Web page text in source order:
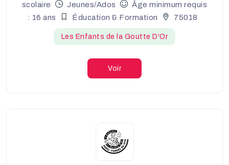
scolaire
Jeunes/Ados
Âge minimum requis
: 16 ans
Éducation & Formation 75018
Les Enfants de la Goutte D'Or
Voir